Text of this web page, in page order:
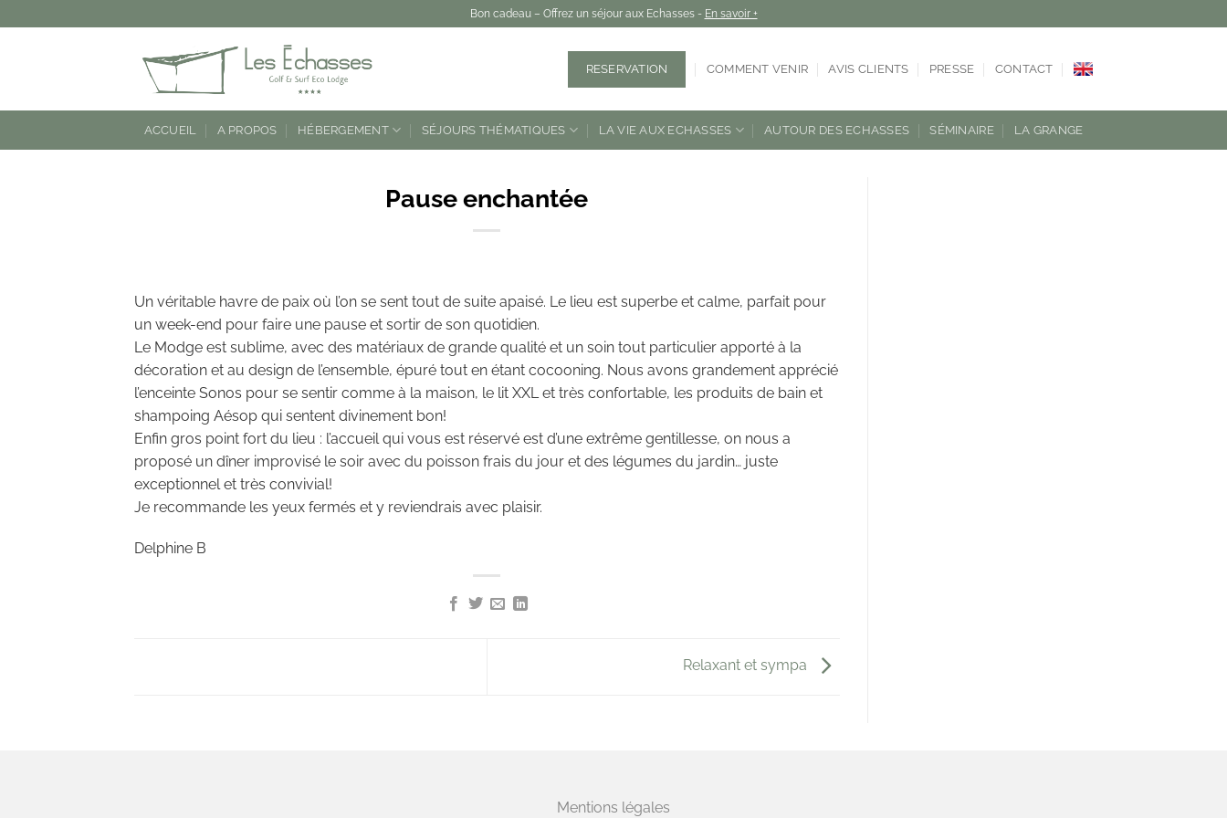
Bon cadeau – Offrez un séjour aux Echasses - En savoir +
RESERVATION COMMENT VENIR AVIS CLIENTS PRESSE CONTACT
ACCUEIL A PROPOS HÉBERGEMENT SÉJOURS THÉMATIQUES LA VIE AUX ECHASSES AUTOUR DES ECHASSES SÉMINAIRE LA GRANGE
Pause enchantée
Un véritable havre de paix où l’on se sent tout de suite apaisé. Le lieu est superbe et calme, parfait pour
un week-end pour faire une pause et sortir de son quotidien.
Le Modge est sublime, avec des matériaux de grande qualité et un soin tout particulier apporté à la
décoration et au design de l’ensemble, épuré tout en étant cocooning. Nous avons grandement apprécié
l’enceinte Sonos pour se sentir comme à la maison, le lit XXL et très confortable, les produits de bain et
shampoing Aésop qui sentent divinement bon!
Enfin gros point fort du lieu : l’accueil qui vous est réservé est d’une extrême gentillesse, on nous a
proposé un dîner improvisé le soir avec du poisson frais du jour et des légumes du jardin… juste
exceptionnel et très convivial!
Je recommande les yeux fermés et y reviendrais avec plaisir.
Delphine B
Relaxant et sympa
Mentions légales